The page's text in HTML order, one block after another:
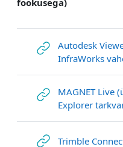
Autodesk
InfraWorks
MAGNET Live
Explorer
Trimble